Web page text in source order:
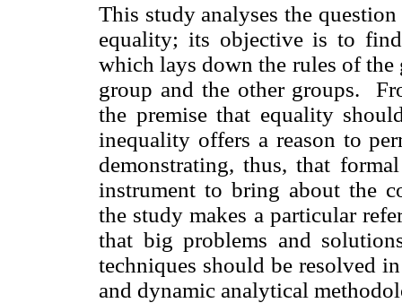
This study analyses the
equality; its objective is to
which lays down the rules of
group and the other groups.
the premise that equality
inequality offers a reason to
demonstrating, thus, that
instrument to bring about the
the study makes a particular
that big problems and
techniques should be resolved
and dynamic analytical